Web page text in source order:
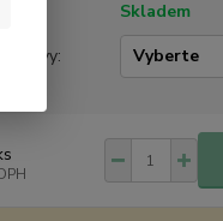
Skladem
slevy: